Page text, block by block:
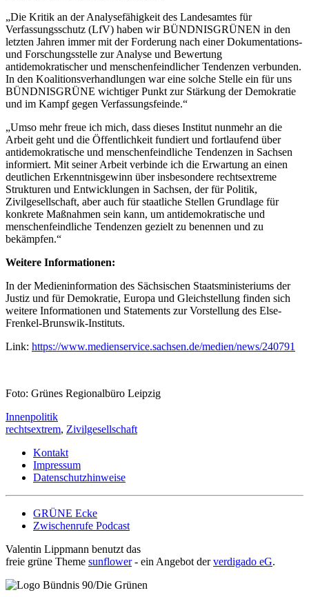
„Die Kritik an der Analysefähigkeit des Landesamtes für
Verfassungsschutz (LfV) haben wir BÜNDNISGRÜNEN in den
letzten Jahren immer mit der Forderung nach einer Dokumentations-
und Forschungsstelle zur Analyse und Bewertung
antidemokratischer und menschenfeindlicher Tendenzen verbunden.
In den Koalitionsverhandlungen war eine solche Stelle ein für uns
BÜNDNISGRÜNE wichtiger Punkt zur Stärkung der Demokratie
und im Kampf gegen Verfassungsfeinde.“
„Umso mehr freue ich mich, dass dieses Institut nunmehr an die
Arbeit geht und die Öffentlichkeit fundiert und fortlaufend über
antidemokratische und menschenfeindliche Tendenzen in Sachsen
informiert. Mit seiner Arbeit verbinde ich die Erwartung an einen
deutlichen Erkenntnisgewinn über insbesondere rechtsextreme
Strukturen und Entwicklungen in Sachsen, der für Politik,
Zivilgesellschaft, aber auch für staatliche Stellen Grundlage für
konkrete Maßnahmen sein kann, um antidemokratische und
menschenfeindliche Tendenzen gezielt zu benennen und zu
bekämpfen.“
Weitere Informationen:
In der Medieninformation des Sächsischen Staatsministeriums der
Justiz und für Demokratie, Europa und Gleichstellung finden sich
weitere Informationen und Statements zur Vorstellung des Else-
Frenkel-Brunswik-Instituts.
Link: https://www.medienservice.sachsen.de/medien/news/240791
Foto: Grünes Regionalbüro Leipzig
Innenpolitik
rechtsextrem, Zivilgesellschaft
Kontakt
Impressum
Datenschutzhinweise
GRÜNE Ecke
Zwischenrufe Podcast
Valentin Lippmann benutzt das
freie grüne Theme sunflower‐ ein Angebot derverdigado eG.